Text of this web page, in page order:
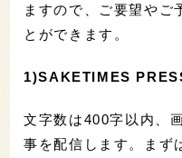
ますので、ご要望やご
とができます。
1)SAKETIMES
文字数は400字以内、
事を配信します。まず